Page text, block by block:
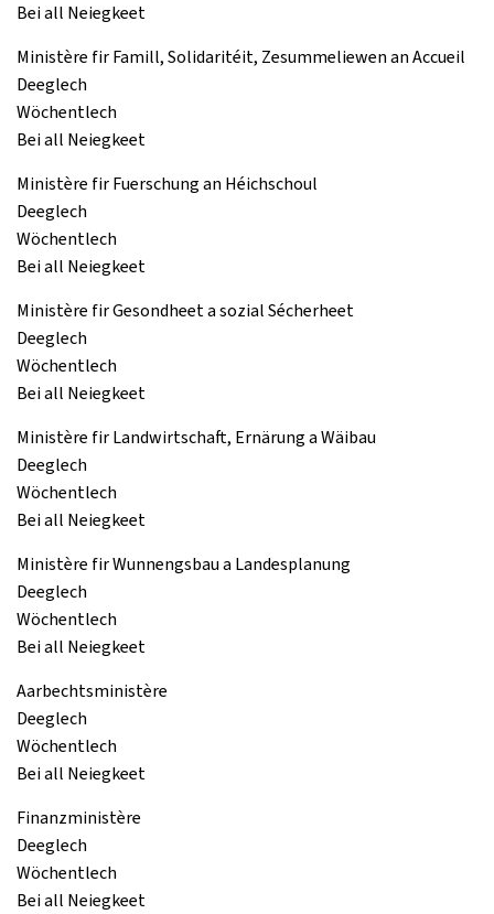
Bei all Neiegkeet
Ministère fir Famill, Solidaritéit, Zesummeliewen an Accueil
Deeglech
Wöchentlech
Bei all Neiegkeet
Ministère fir Fuerschung an Héichschoul
Deeglech
Wöchentlech
Bei all Neiegkeet
Ministère fir Gesondheet a sozial Sécherheet
Deeglech
Wöchentlech
Bei all Neiegkeet
Ministère fir Landwirtschaft, Ernärung a Wäibau
Deeglech
Wöchentlech
Bei all Neiegkeet
Ministère fir Wunnengsbau a Landesplanung
Deeglech
Wöchentlech
Bei all Neiegkeet
Aarbechtsministère
Deeglech
Wöchentlech
Bei all Neiegkeet
Finanzministère
Deeglech
Wöchentlech
Bei all Neiegkeet